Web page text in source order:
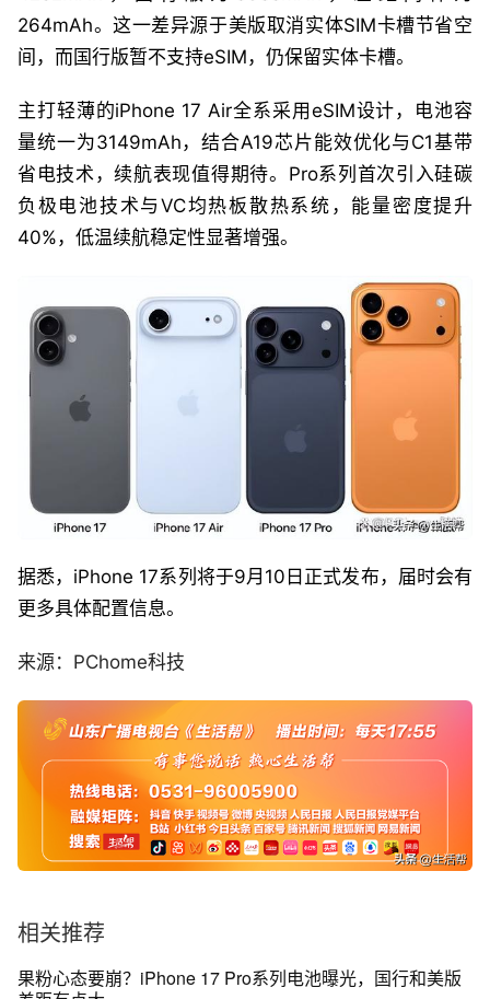
264mAh。这一差异源于美版取消实体SIM卡槽节省空
间，而国行版暂不支持eSIM，仍保留实体卡槽。
主打轻薄的iPhone 17 Air全系采用eSIM设计，电池容
量统一为3149mAh，结合A19芯片能效优化与C1基带
省电技术，续航表现值得期待。Pro系列首次引入硅碳
负极电池技术与VC均热板散热系统，能量密度提升
40%，低温续航稳定性显著增强。
据悉，iPhone 17系列将于9月10日正式发布，届时会有
更多具体配置信息。
来源：PChome科技
相关推荐
果粉心态要崩？iPhone 17 Pro系列电池曝光，国行和美版